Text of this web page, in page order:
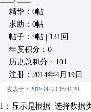
精华：0帖
求助：0帖
帖子：9帖 | 131回
年度积分：0
历史总积分：101
注册：2014年4月19日
发表于：2019-08-20 15:41:28
1：显示是根据 选择数据